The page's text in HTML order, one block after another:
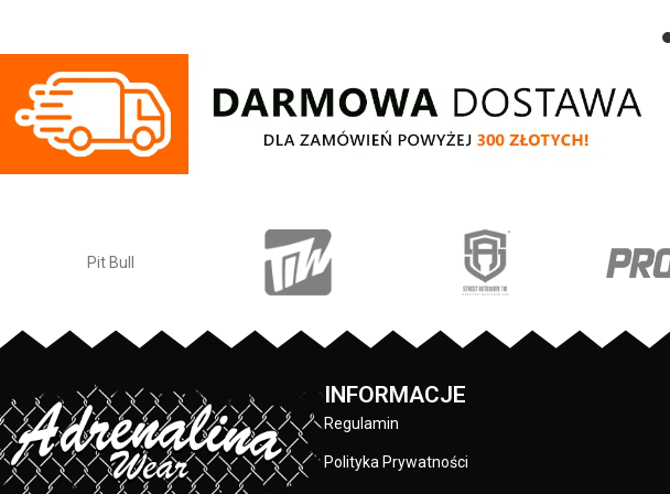
wysokiej jakości syntetycznej tkaniny o
gramaturze 190 g/m2 - tkanina składa się
z najwyższej jakości włókien
poliamidowych z dodatkiem elastycznej
przędzy - znacznie szlachetniejsza
mieszanka tkaniny niż powszechnie
jak i do codziennego stosowania -
materiał jest gładki, lekki i elastyczny
przez co nie krępuje ruchów - tkanina jest
oddychająca dzięki czemu odprowadza
materiał pomaga utrzymać higienę i nie
lamówka od wewnętrznej strony
kołnierza chroniąca przed otarciami -
duży napis Pit Bull na klatce piersiowej -
mały nadruk u dołu koszulki - skład
gramaturze 190 g/m2 - tkanina składa się
poliamidowych z dodatkiem elastycznej
jak i do codziennego stosowania -
materiał jest gładki, lekki i elastyczny
przez co nie krępuje ruchów - tkanina jest
wilgoć na zewnątrz - szybkoschnący
powoduję przykrego zapachu - miękka
lamówka od wewnętrznej strony
małe logo Pit Bull na piersi - mały nadruk
INFORMACJE
Regulamin
Polityka Prywatności